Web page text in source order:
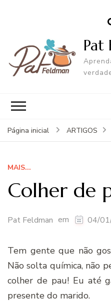
Pat
Página inicial ARTIGOS
MAIS...
Colher de
Pat Feldman em 04/
Tem gente que não
Não solta química, não
colher de pau! Eu até
presente do marido.